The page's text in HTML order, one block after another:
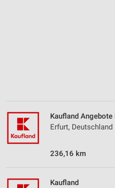
Kaufland Angebote
Erfurt, Deutschland
236,16 km
Kaufland
Werbung